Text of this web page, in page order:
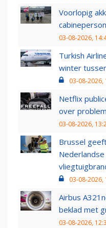
Voorlopig
03-08-2026,
Turkish
winter
03-08-2026,
Netflix
over
03-08-2026,
Brussel
03-08-2026,
Airbus
beklad met
03-08-2026,